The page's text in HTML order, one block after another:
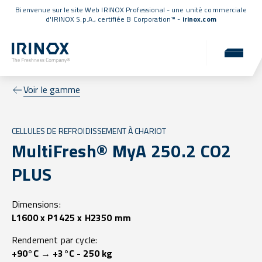
Bienvenue sur le site Web IRINOX Professional - une unité commerciale
d'IRINOX S.p.A., certifiée B Corporation™ - irinox.com
Voir le gamme
CELLULES DE REFROIDISSEMENT À CHARIOT
MultiFresh® MyA 250.2 CO2
PLUS
Dimensions:
L1600 x P1425 x H2350 mm
Rendement par cycle:
+90°C → +3°C - 250 kg